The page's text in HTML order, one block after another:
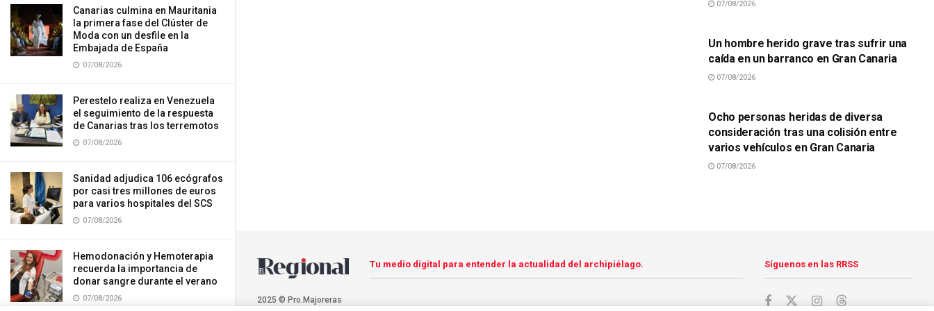
Canarias culmina en Mauritania
la primera fase del Clúster de
Moda con un desfile en la
Embajada de España
07/08/2026
Perestelo realiza en Venezuela
el seguimiento de la respuesta
de Canarias tras los terremotos
07/08/2026
Sanidad adjudica 106 ecógrafos
por casi tres millones de euros
para varios hospitales del SCS
07/08/2026
Hemodonación y Hemoterapia
recuerda la importancia de
donar sangre durante el verano
07/08/2026
07/08/2026
Un hombre herido grave tras sufrir una
caída en un barranco en Gran Canaria
07/08/2026
Ocho personas heridas de diversa
consideración tras una colisión entre
varios vehículos en Gran Canaria
07/08/2026
2025 © Pro.Majoreras
Tu medio digital para entender la actualidad del archipiélago. Síguenos en las RRSS